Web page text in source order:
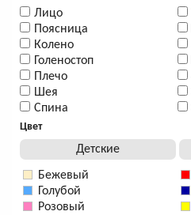
Лицо
Поясница
Колено
Голеностоп
Плечо
Шея
Спина
Цвет
Детские
Бежевый
Голубой
Розовый